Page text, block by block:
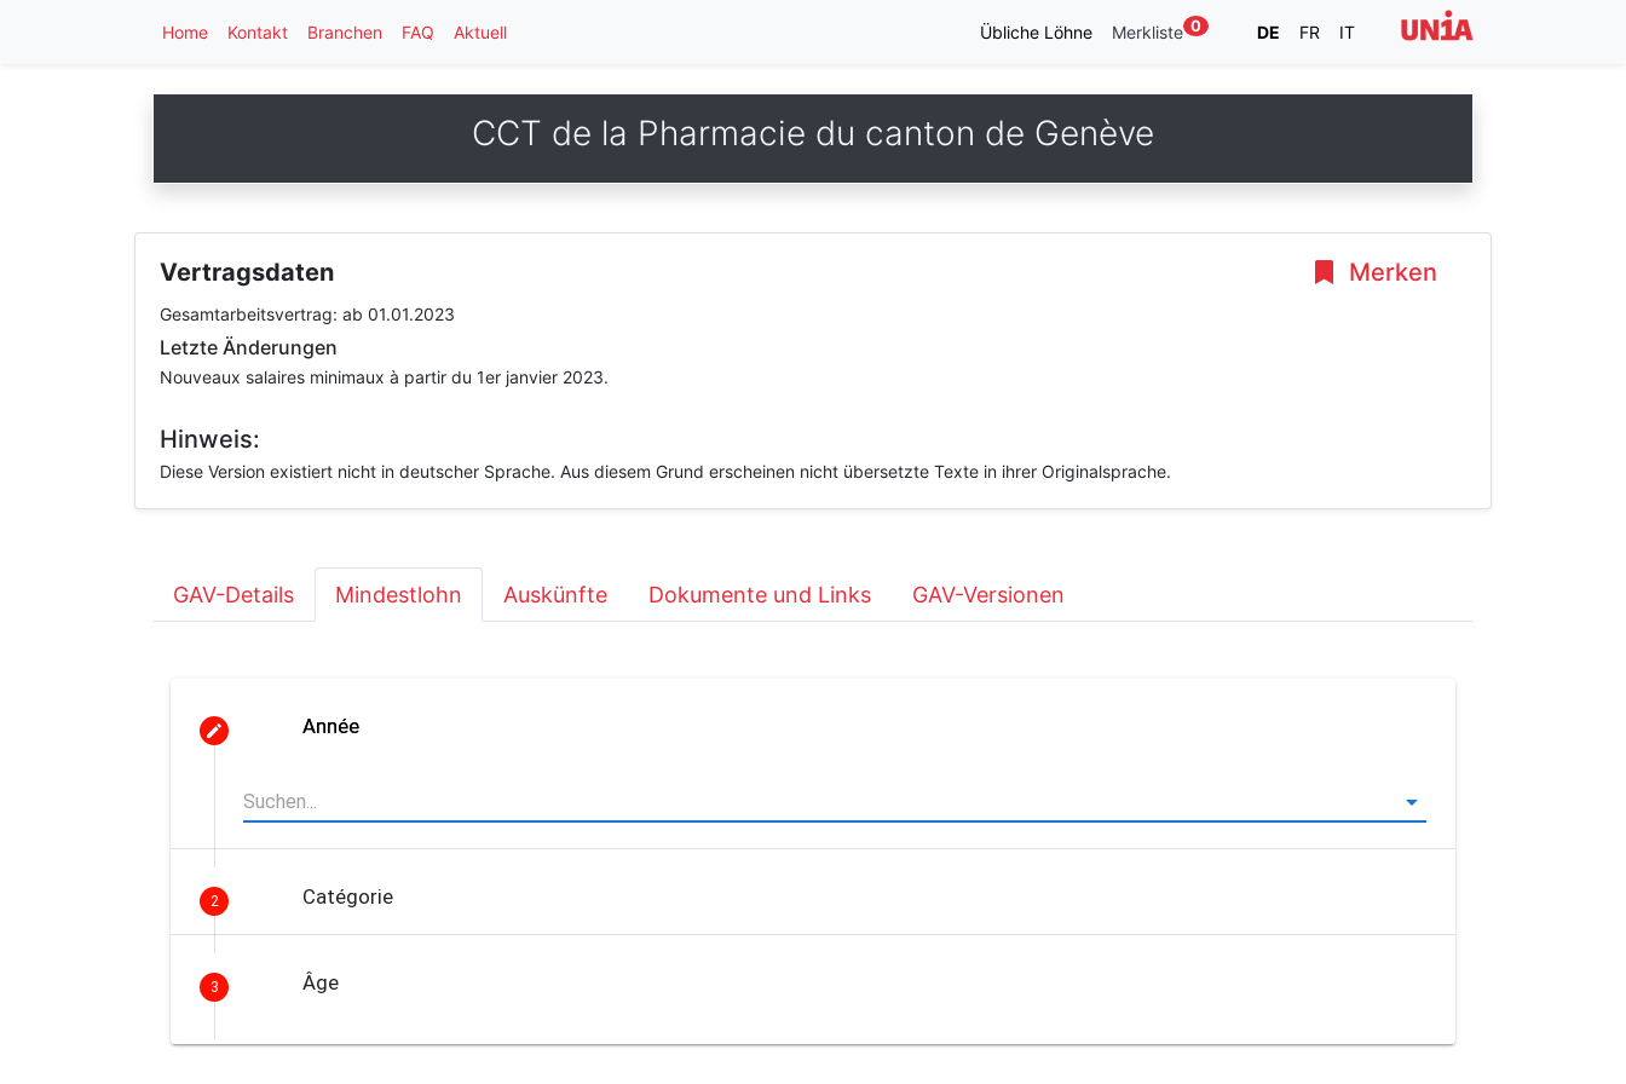
Home Kontakt Branchen FAQ Aktuell Übliche Löhne Merkliste 0 DE FR IT
CCT de la Pharmacie du canton de Genève
Merken
Vertragsdaten
Gesamtarbeitsvertrag: ab 01.01.2023
Letzte Änderungen
Nouveaux salaires minimaux à partir du 1er janvier 2023.
Hinweis:
Diese Version existiert nicht in deutscher Sprache. Aus diesem Grund erscheinen nicht übersetzte Texte in ihrer Originalsprache.
GAV-Details Mindestlohn Auskünfte Dokumente und Links GAV-Versionen
Année
2 Catégorie
3 Âge